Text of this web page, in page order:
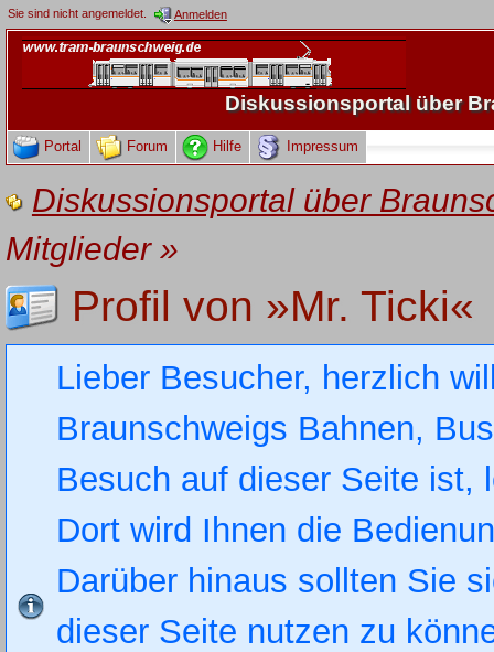
Sie sind nicht angemeldet. Anmelden
Diskussionsportal über
Portal Forum Hilfe Impressum
Diskussionsportal über
Mitglieder»
Profil von »Mr. Ticki«
Lieber Besucher, herzlich
Braunschweigs Bahnen,
Besuch auf dieser Seite
Dort wird Ihnen die
Darüber hinaus sollten Sie
dieser Seite nutzen zu